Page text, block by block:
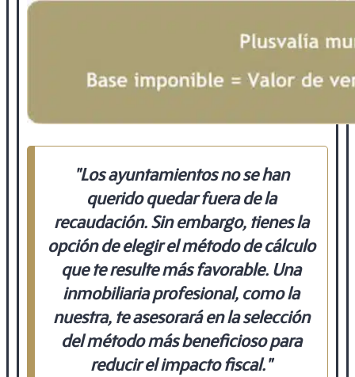
"Los ayuntamientos no se han
querido quedar fuera de la
recaudación. Sin embargo, tienes la
opción de elegir el método de cálculo
que te resulte más favorable. Una
inmobiliaria profesional, como la
nuestra, te asesorará en la selección
del método más beneficioso para
reducir el impacto fiscal."